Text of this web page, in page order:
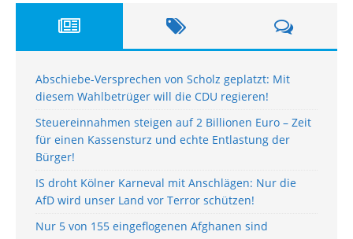
Abschiebe-Versprechen von Scholz geplatzt: Mit
diesem Wahlbetrüger will die CDU regieren!
Steuereinnahmen steigen auf 2 Billionen Euro – Zeit
für einen Kassensturz und echte Entlastung der
Bürger!
IS droht Kölner Karneval mit Anschlägen: Nur die
AfD wird unser Land vor Terror schützen!
Nur 5 von 155 eingeflogenen Afghanen sind